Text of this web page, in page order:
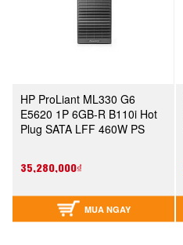
HP ProLiant ML330 G6
E5620 1P 6GB-R B110i Hot
Plug SATA LFF 460W PS
35,280,000₫
MUA NGAY